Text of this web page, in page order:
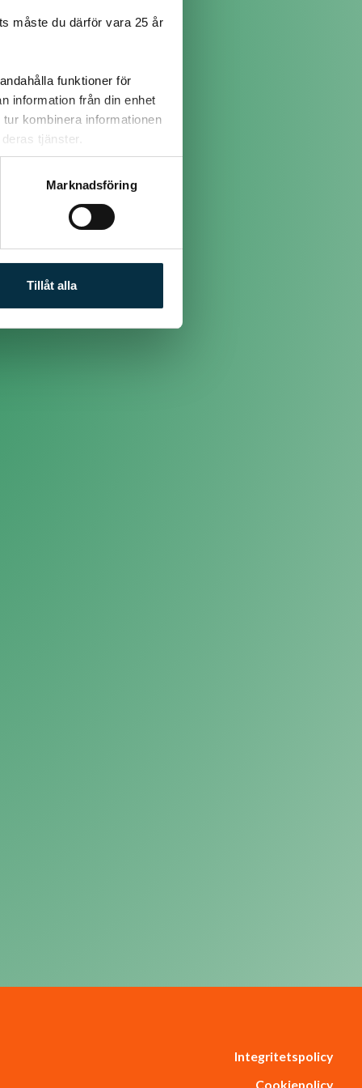
måste du därför vara 25 år
funktioner för
information från din enhet
kombinera informationen
tjänster.
Marknadsföring
Tillåt alla
Integritetspolicy
Cookiepolicy